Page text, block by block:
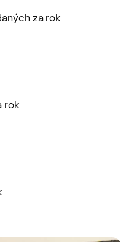
za rok
rok